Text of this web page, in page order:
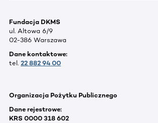
Fundacja DKMS
ul. Altowa 6/9
02-386 Warszawa
Dane kontaktowe:
tel. 22 882 94 00
Organizacja Pożytku Publicznego
Dane rejestrowe:
KRS 0000 318 602